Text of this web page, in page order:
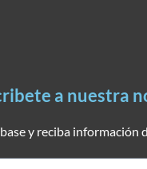
a nuestra
y reciba información